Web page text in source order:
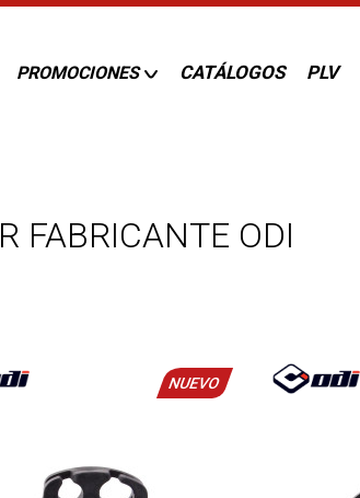
PROMOCIONES CATÁLOGOS PLV
FABRICANTE ODI
NUEVO